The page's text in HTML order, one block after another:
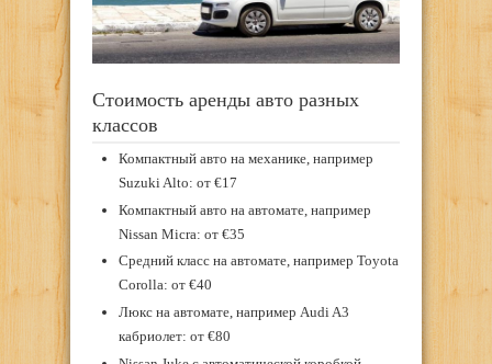
Стоимость аренды авто разных
классов
Компактный авто на механике, например
Suzuki Alto: от €17
Компактный авто на автомате, например
Nissan Micra: от €35
Средний класс на автомате, например Toyota
Corolla: от €40
Люкс на автомате, например Audi A3
кабриолет: от €80